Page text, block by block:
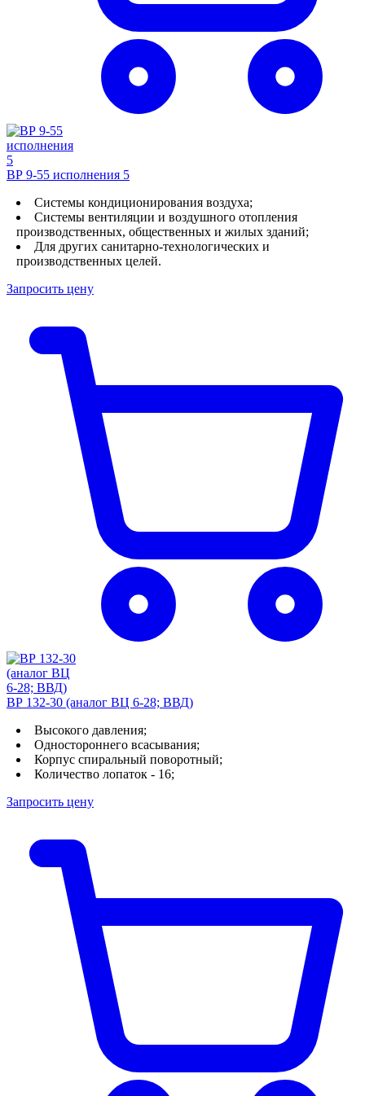
ВР 9-55 исполнения 5
Системы кондиционирования воздуха;
Системы вентиляции и воздушного отопления
производственных, общественных и жилых зданий;
Для других санитарно-технологических и
производственных целей.
Запросить цену
ВР 132-30 (аналог ВЦ 6-28; ВВД)
Высокого давления;
Одностороннего всасывания;
Корпус спиральный поворотный;
Количество лопаток - 16;
Запросить цену